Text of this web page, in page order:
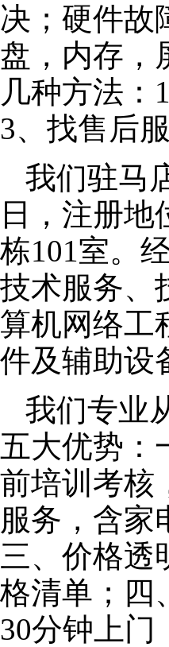
决；硬件故
盘，内存，
几种方法：
3、找售后
我们驻马
日，注册
栋101室。
技术服务、
算机网络工
件及辅助设
我们专业
五大优势：
前培训考核
服务，含家
三、价格透
格清单；四
30分钟上门